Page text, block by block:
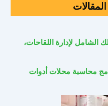
الشامل لإدارة اللقاحات،
محاسبة محلات أدوات